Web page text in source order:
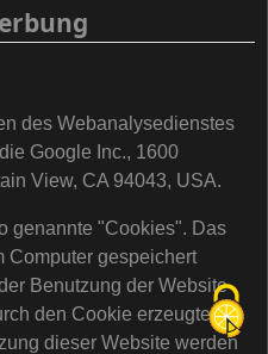
des Webanalysedienstes
Google Inc., 1600
View, CA 94043, USA.
genannte "Cookies". Das
Computer gespeichert
Benutzung der Website
den Cookie erzeugten
dieser Website werden